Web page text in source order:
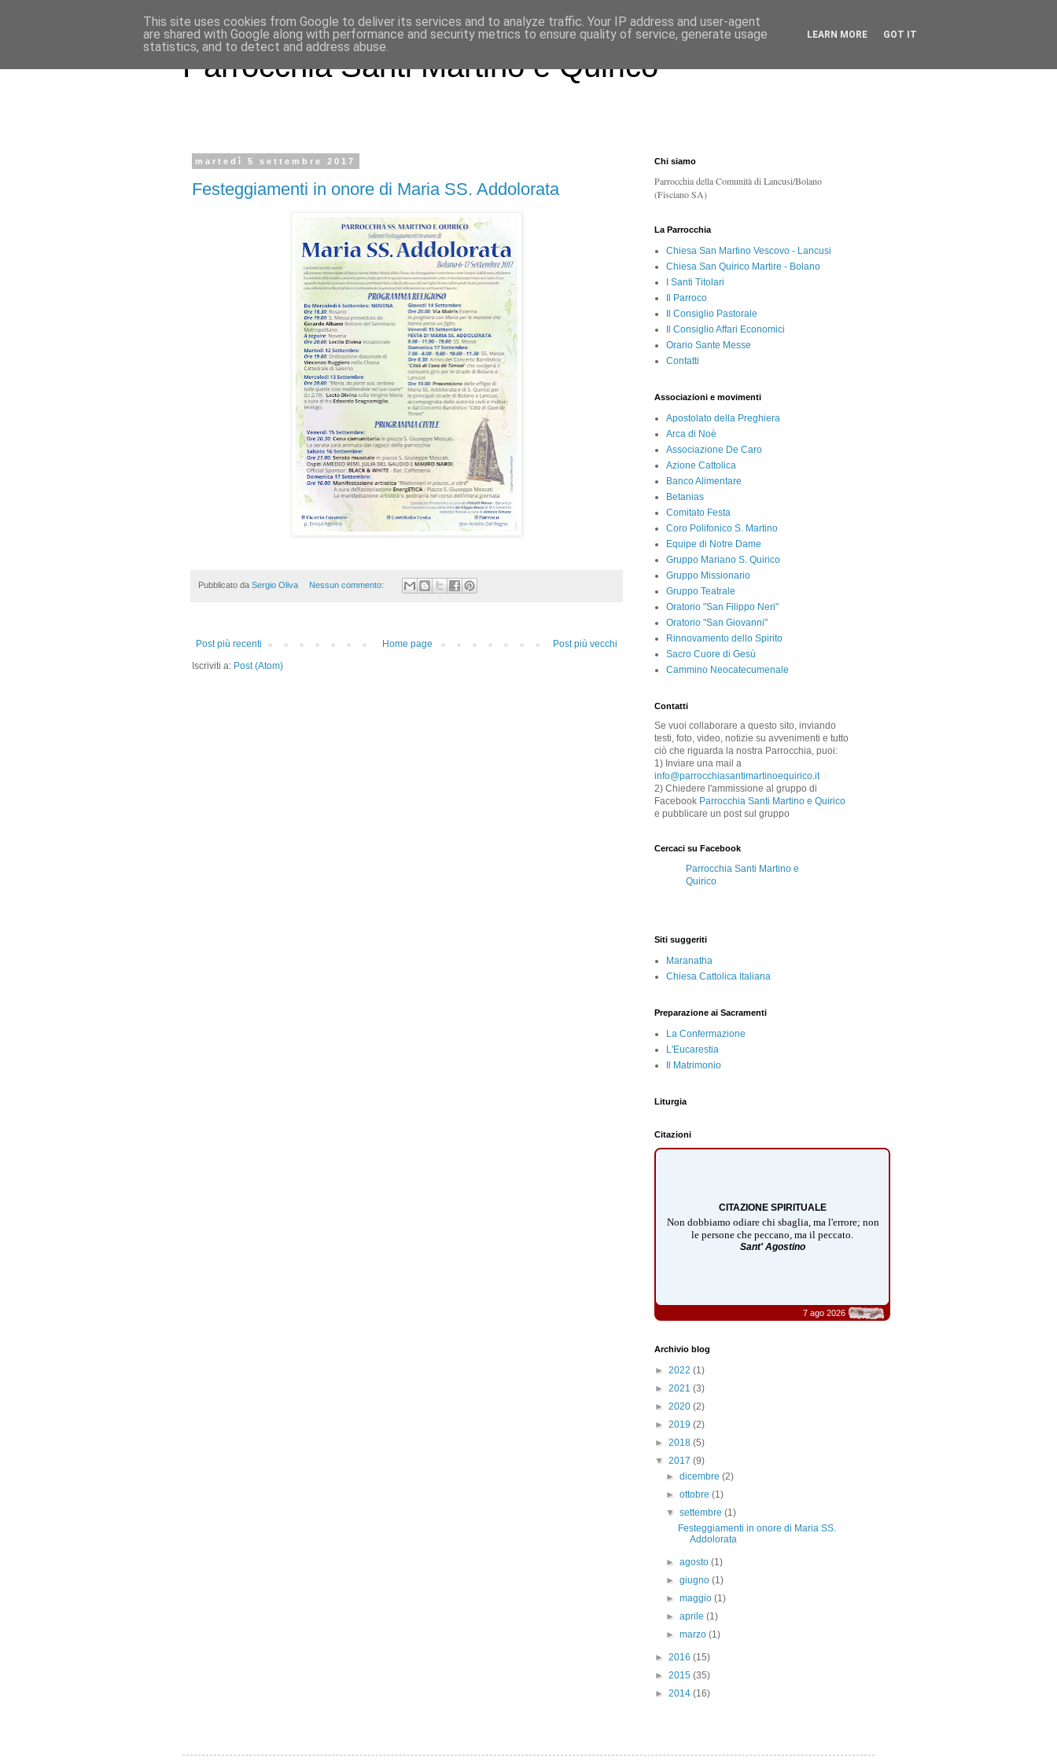
Parrocchia Santi Martino e Quirico
martedì 5 settembre 2017
Festeggiamenti in onore di Maria SS. Addolorata
Pubblicato da Sergio Oliva Nessun commento:
Post più recenti Post più vecchi
Home page
Iscriviti a: Post (Atom)
Chi siamo
Parrocchia della Comunità di Lancusi/Bolano
(Fisciano SA)
La Parrocchia
Chiesa San Martino Vescovo - Lancusi
Chiesa San Quirico Martire - Bolano
I Santi Titolari
Il Parroco
Il Consiglio Pastorale
Il Consiglio Affari Economici
Orario Sante Messe
Contatti
Associazioni e movimenti
Apostolato della Preghiera
Arca di Noè
Associazione De Caro
Azione Cattolica
Banco Alimentare
Betanias
Comitato Festa
Coro Polifonico S. Martino
Equipe di Notre Dame
Gruppo Mariano S. Quirico
Gruppo Missionario
Gruppo Teatrale
Oratorio "San Filippo Neri"
Oratorio "San Giovanni"
Rinnovamento dello Spirito
Sacro Cuore di Gesù
Cammino Neocatecumenale
Contatti
Se vuoi collaborare a questo sito, inviando
testi, foto, video, notizie su avvenimenti e tutto
ciò che riguarda la nostra Parrocchia, puoi:
1) Inviare una mail a
info@parrocchiasantimartinoequirico.it
2) Chiedere l'ammissione al gruppo di
Facebook Parrocchia Santi Martino e Quirico
e pubblicare un post sul gruppo
Cercaci su Facebook
Parrocchia Santi Martino e
Quirico
Siti suggeriti
Maranatha
Chiesa Cattolica Italiana
Preparazione ai Sacramenti
La Confermazione
L'Eucarestia
Il Matrimonio
Liturgia
Citazioni
CITAZIONE SPIRITUALE
Non dobbiamo odiare chi sbaglia, ma l'errore; non
le persone che peccano, ma il peccato.
Sant' Agostino
7 ago 2026
Archivio blog
► 2022 (1)
► 2021 (3)
► 2020 (2)
► 2019 (2)
► 2018 (5)
▼ 2017 (9)
►dicembre(2)
►ottobre(1)
▼settembre(1)
Festeggiamenti in onore di Maria SS.
Addolorata
►agosto(1)
►giugno(1)
►maggio(1)
►aprile(1)
►marzo(1)
► 2016 (15)
► 2015 (35)
► 2014 (16)
This site uses cookies from Google to deliver its services and to analyze traffic. Your IP address and user-agent
are shared with Google along with performance and security metrics to ensure quality of service, generate usage
statistics, and to detect and address abuse.
LEARN MORE GOT IT